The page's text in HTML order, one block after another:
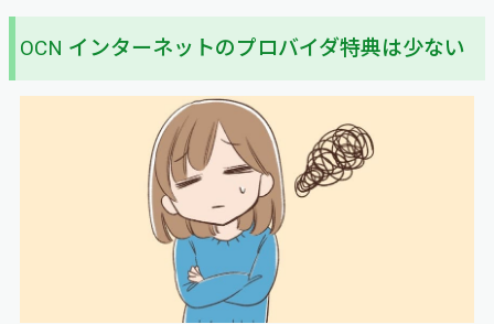
OCN インターネットのプロバイダ特典は少ない